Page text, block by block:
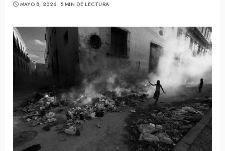
MAYO 8, 2026 5 MIN DE LECTURA